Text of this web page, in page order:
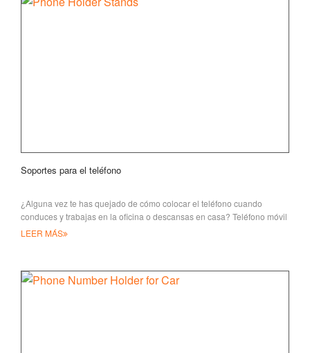
Soportes para el teléfono
¿Alguna vez te has quejado de cómo colocar el teléfono cuando
conduces y trabajas en la oficina o descansas en casa? Teléfono móvil
LEER MÁS